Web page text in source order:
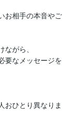
お相手の本音やご
がら、
要なメッセージを
おひとり異なりま